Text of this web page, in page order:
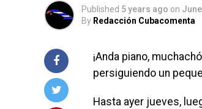
Published 5 years ago on
By Redacción Cubacomenta
¡Anda piano,
persiguiendo un
Hasta ayer jueves,